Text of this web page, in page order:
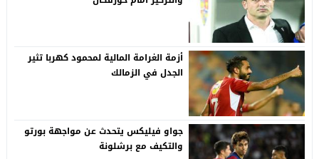
أزمة الغرامة المالية لمحمود كهربا تثير
الجدل في الزمالك
جواو فيليكس يتحدث عن مواجهة بورتو
والتكيف مع برشلونة